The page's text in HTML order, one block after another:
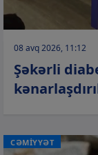
08 avq 2026, 11:12
Şəkərli
CƏMİYYƏT